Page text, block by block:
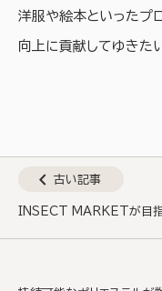
洋服や絵本といったプ
向上に貢献してゆきた
chevron_left 古い記事
INSECT MARKETが目